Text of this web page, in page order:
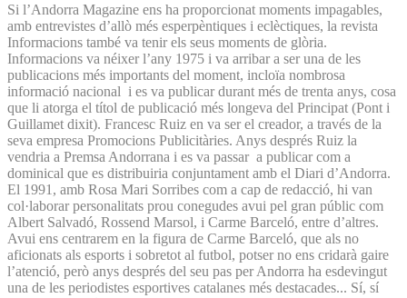
Si l’Andorra Magazine ens ha proporcionat moments impagables,
amb entrevistes d’allò més esperpèntiques i eclèctiques, la revista
Informacions també va tenir els seus moments de glòria.
Informacions va néixer l’any 1975 i va arribar a ser una de les
publicacions més importants del moment, incloïa nombrosa
informació nacional i es va publicar durant més de trenta anys, cosa
que li atorga el títol de publicació més longeva del Principat (Pont i
Guillamet dixit). Francesc Ruiz en va ser el creador, a través de la
seva empresa Promocions Publicitàries. Anys després Ruiz la
vendria a Premsa Andorrana i es va passar a publicar com a
dominical que es distribuiria conjuntament amb el Diari d’Andorra.
El 1991, amb Rosa Mari Sorribes com a cap de redacció, hi van
col·laborar personalitats prou conegudes avui pel gran públic com
Albert Salvadó, Rossend Marsol, i Carme Barceló, entre d’altres.
Avui ens centrarem en la figura de Carme Barceló, que als no
aficionats als esports i sobretot al futbol, potser no ens cridarà gaire
l’atenció, però anys després del seu pas per Andorra ha esdevingut
una de les periodistes esportives catalanes més destacades... Sí, sí